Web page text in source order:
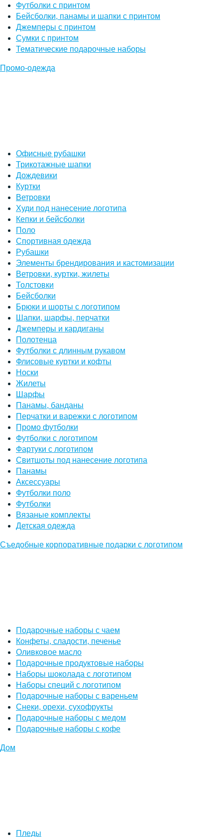
Футболки с принтом
Бейсболки, панамы и шапки с принтом
Джемперы с принтом
Сумки с принтом
Тематические подарочные наборы
Промо-одежда
Офисные рубашки
Трикотажные шапки
Дождевики
Куртки
Ветровки
Худи под нанесение логотипа
Кепки и бейсболки
Поло
Спортивная одежда
Рубашки
Элементы брендирования и кастомизации
Ветровки, куртки, жилеты
Толстовки
Бейсболки
Брюки и шорты с логотипом
Шапки, шарфы, перчатки
Джемперы и кардиганы
Полотенца
Футболки с длинным рукавом
Флисовые куртки и кофты
Носки
Жилеты
Шарфы
Панамы, банданы
Перчатки и варежки с логотипом
Промо футболки
Футболки с логотипом
Фартуки с логотипом
Свитшоты под нанесение логотипа
Панамы
Аксессуары
Футболки поло
Футболки
Вязаные комплекты
Детская одежда
Съедобные корпоративные подарки с логотипом
Подарочные наборы с чаем
Конфеты, сладости, печенье
Оливковое масло
Подарочные продуктовые наборы
Наборы шоколада с логотипом
Наборы специй с логотипом
Подарочные наборы с вареньем
Снеки, орехи, сухофрукты
Подарочные наборы с медом
Подарочные наборы с кофе
Дом
Пледы